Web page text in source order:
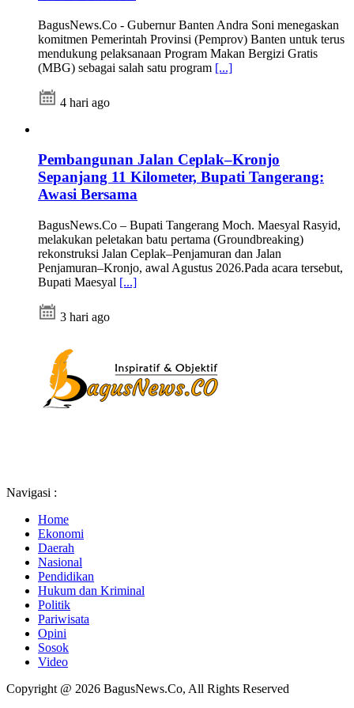
BagusNews.Co - Gubernur Banten Andra Soni menegaskan
komitmen Pemerintah Provinsi (Pemprov) Banten untuk terus
mendukung pelaksanaan Program Makan Bergizi Gratis
(MBG) sebagai salah satu program [...]
4 hari ago
Pembangunan Jalan Ceplak–Kronjo
Sepanjang 11 Kilometer, Bupati Tangerang:
Awasi Bersama
BagusNews.Co – Bupati Tangerang Moch. Maesyal Rasyid,
melakukan peletakan batu pertama (Groundbreaking)
rekonstruksi Jalan Ceplak–Penjamuran dan Jalan
Penjamuran–Kronjo, awal Agustus 2026.Pada acara tersebut,
Bupati Maesyal [...]
3 hari ago
Navigasi :
Home
Ekonomi
Daerah
Nasional
Pendidikan
Hukum dan Kriminal
Politik
Pariwisata
Opini
Sosok
Video
Copyright @ 2026 BagusNews.Co, All Rights Reserved